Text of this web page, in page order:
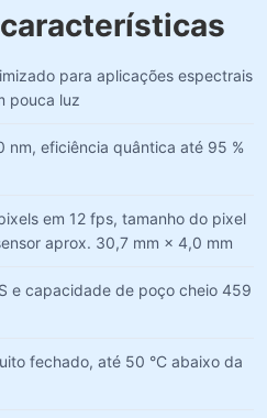
para aplicações espectrais
pouca luz
nm, eficiência quântica até 95 %
em 12 fps, tamanho do pixel
aprox. 30,7 mm × 4,0 mm
e capacidade de poço cheio 459
fechado, até 50 °C abaixo da